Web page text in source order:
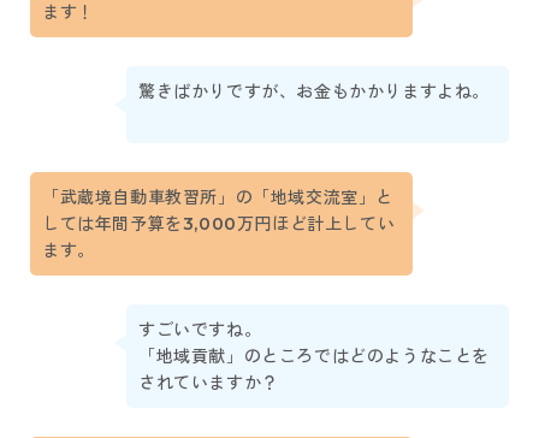
ます！
驚きばかりですが、お金もかかりますよね。
「武蔵境自動車教習所」の「地域交流室」と
しては年間予算を3,000万円ほど計上してい
ます。
すごいですね。
「地域貢献」のところではどのようなことを
されていますか？